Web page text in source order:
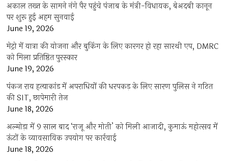
अकाल तख्त के सामने नंगे पैर पहुंचे पंजाब के मंत्री-विधायक, बेअदबी कानून
पर शुरू हुई अहम सुनवाई
June 19, 2026
मेट्रो में यात्रा की योजना और बुकिंग के लिए कारगर हो रहा सारथी एप, DMRC
को मिला प्रतिष्ठित पुरस्कार
June 19, 2026
पंकज राय हत्याकांड में अपराधियों की धरपकड़ के लिए सारण पुलिस ने गठित
की SIT, छापेमारी तेज
June 18, 2026
अल्मोड़ा में 9 साल बाद ‘राजू और मोती’ को मिली आजादी, कुमाऊं महोत्सव में
ऊंटों के व्यावसायिक उपयोग पर कार्रवाई
June 18, 2026